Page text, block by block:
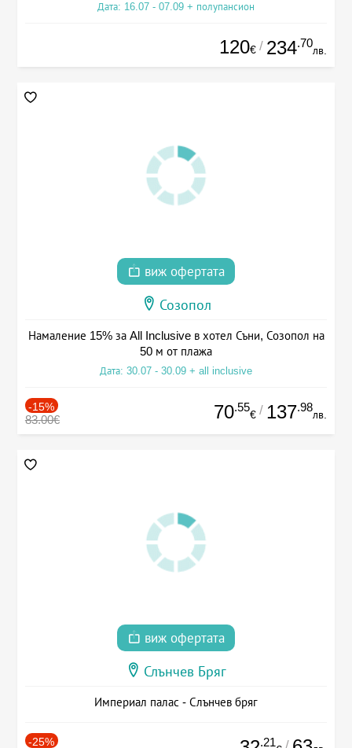
Дата: 16.07 - 07.09 + полупансион
120€ / 234.70
лв.
виж офертата
Созопол
Намаление 15% за All Inclusive в хотел Съни, Созопол на
50 м от плажа
Дата: 30.07 - 30.09 + all inclusive
-15%
83.00€ 70.55
€ / 137.98
лв.
виж офертата
Слънчев Бряг
Империал палас - Слънчев бряг
-25% .21